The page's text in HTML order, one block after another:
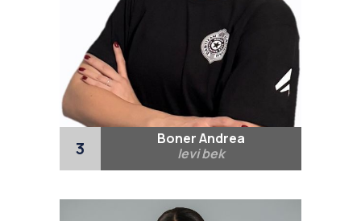
3
Boner Andrea
levi bek